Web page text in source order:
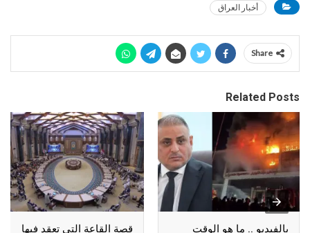
أخبار العراق
Share
Related Posts
بالفيديو .. ما هو الوقت قصة القاعة التي تعقد فيها